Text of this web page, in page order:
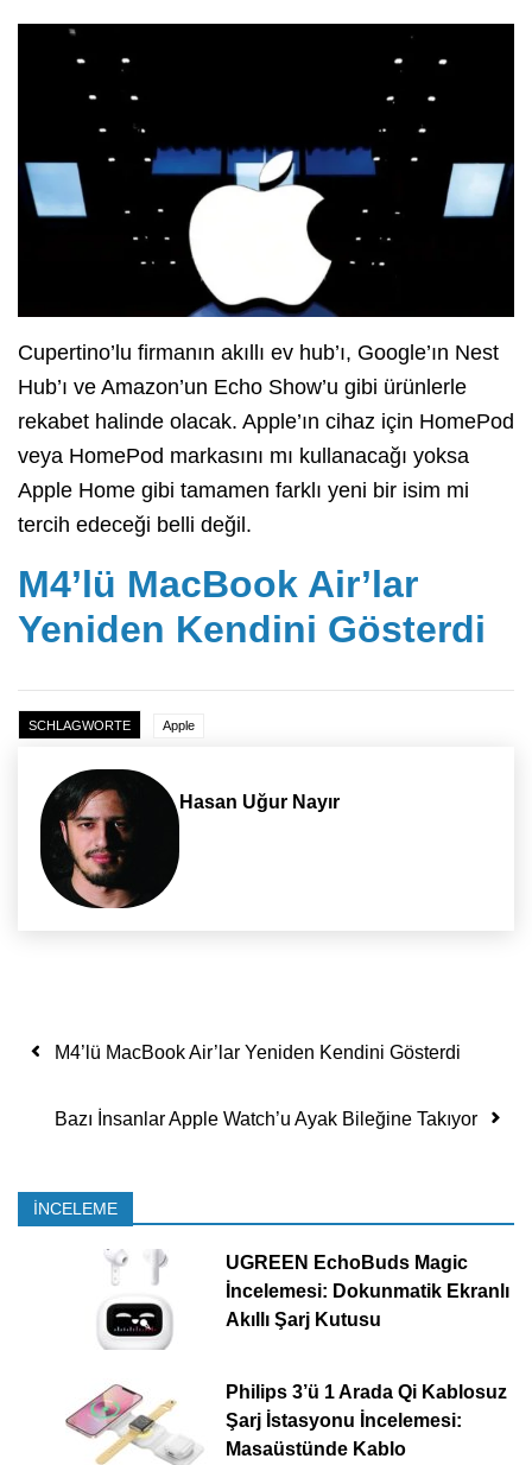
Cupertino’lu firmanın akıllı ev hub’ı, Google’ın Nest
Hub’ı ve Amazon’un Echo Show’u gibi ürünlerle
rekabet halinde olacak. Apple’ın cihaz için HomePod
veya HomePod markasını mı kullanacağı yoksa
Apple Home gibi tamamen farklı yeni bir isim mi
tercih edeceği belli değil.
M4’lü MacBook Air’lar
Yeniden Kendini Gösterdi
SCHLAGWORTE Apple
Hasan Uğur Nayır
Yazı dolaşımı
M4’lü MacBook Air’lar Yeniden Kendini Gösterdi
Bazı İnsanlar Apple Watch’u Ayak Bileğine Takıyor
İNCELEME
UGREEN EchoBuds Magic
İncelemesi: Dokunmatik Ekranlı
Akıllı Şarj Kutusu
Philips 3’ü 1 Arada Qi Kablosuz
Şarj İstasyonu İncelemesi:
Masaüstünde Kablo